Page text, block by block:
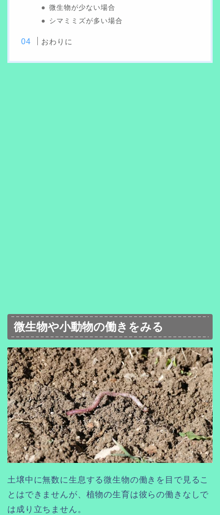
微生物が少ない場合
シマミミズが多い場合
おわりに
微生物や小動物の働きをみる
土壌中に無数に生息する微生物の働きを目で見るこ
とはできませんが、植物の生育は彼らの働きなしで
は成り立ちません。